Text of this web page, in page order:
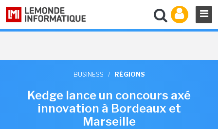
BUSINESS / RÉGIONS
Kedge lance un concours axé
innovation à Bordeaux et
Marseille